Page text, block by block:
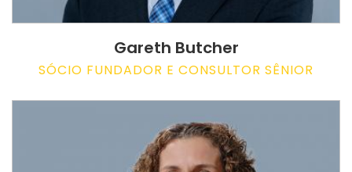
Gareth Butcher
SÓCIO FUNDADOR E CONSULTOR SÊNIOR